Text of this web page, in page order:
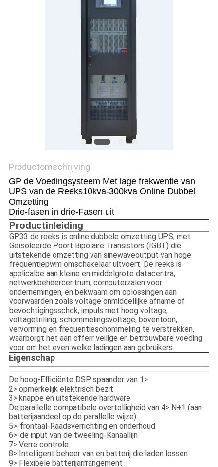
PRIVACYBELEID
Productomschrijving
GP de Voedingsysteem Met lage frekwentie van
UPS van de Reeks10kva-300kva Online Dubbel
Omzetting
Drie-fasen in drie-Fasen uit
Productinleiding
GP33 de reeks is online dubbele omzetting UPS, met
Geïsoleerde Poort Bipolaire Transistors (IGBT) die
uitstekende omzetting van sinewaveoutput van hoge
frequentiepwm omschakelaar uitvoert. De reeks is
applicalbe aan kleine en middelgrote datacentra,
netwerkbeheercentrum, computerzalen voor
ondernemingen, en bekwaam om oplossingen aan
voorwaarden zoals voltage onmiddellijke afname of
bevochtigingsschok, impuls met hoog voltage,
voltagetrilling, schommelingsvoltage, boventoon,
vervorming en frequentieschommeling te verstrekken,
waarborgt het aan offerr veilige en betrouwbare voeding
voor om het even welke ladingen aan gebruikers.
Eigenschap
De hoog-Efficiënte DSP spaander van 1>
2> opmerkelijk elektrisch bezit
3> knappe en uitstekende hardware
De parallelle compatibele overtolligheid van 4> N+1 (aan
batterijaandeel op de parallelle wijze)
5>-frontaal-Raadsverrichting en onderhoud
6>-de input van de tweeling-Kanaallijn
7> Verre controle
8> Intelligent beheer van en batterij die laden lossen
9> Flexibele batterijarrrangement